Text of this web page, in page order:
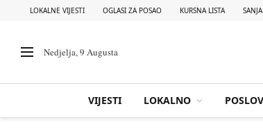
LOKALNE VIJESTI OGLASI ZA POSAO KURSNA LISTA
Nedjelja, 9 Augusta
VIJESTI LOKALNO